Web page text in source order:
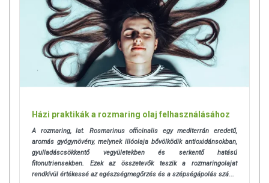
Házi praktikák a rozmaring olaj felhasználásához
A rozmaring, lat. Rosmarinus officinalis egy mediterrán eredetű,
aromás gyógynövény, melynek illóolaja bővölködik antioxidánsokban,
gyulladáscsökkentő vegyületekben és serkentő hatású
fitonutriensekben. Ezek az összetevők teszik a rozmaringolajat
rendkívül értékessé az egészségmegőrzés és a szépségápolás szá...